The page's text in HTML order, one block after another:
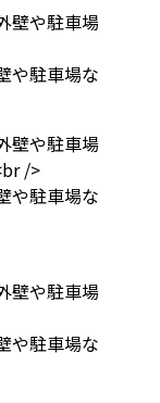
や駐車場な
や駐車場な
や駐車場な